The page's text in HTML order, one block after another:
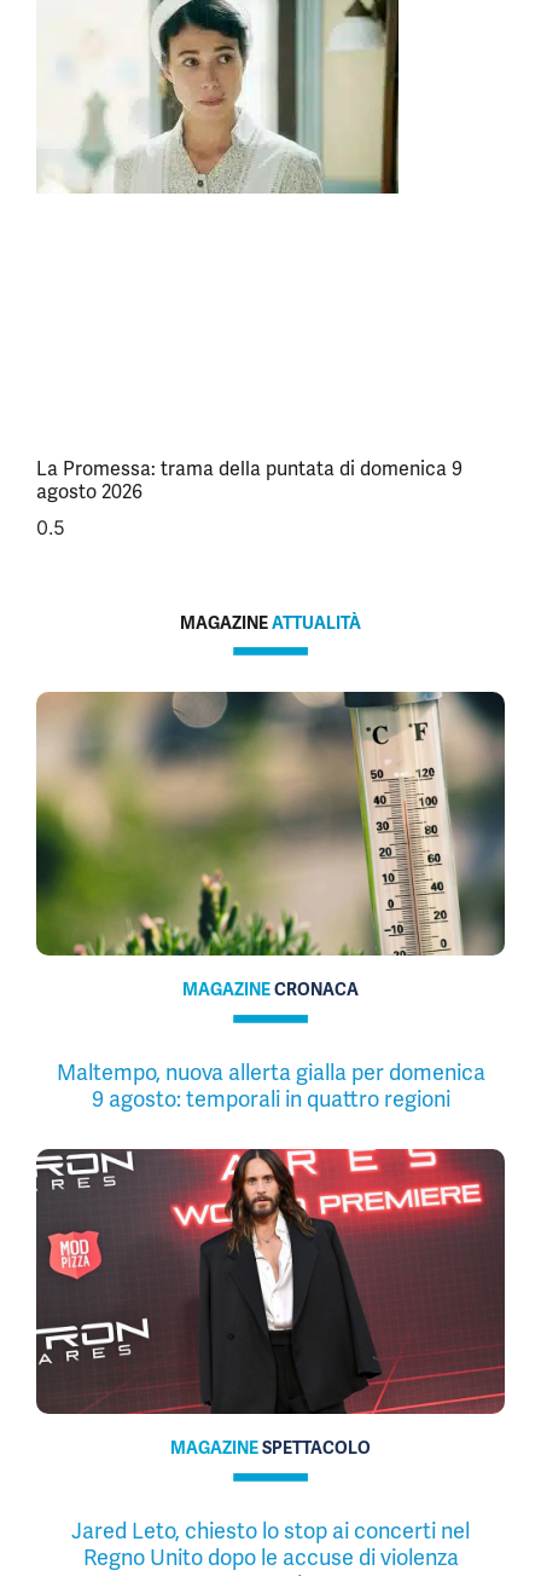
La Promessa: trama della puntata di domenica 9
agosto 2026
MAGAZINEATTUALITÀ
MAGAZINECRONACA
Maltempo, nuova allerta gialla per domenica
9 agosto: temporali in quattro regioni
MAGAZINESPETTACOLO
Jared Leto, chiesto lo stop ai concerti nel
Regno Unito dopo le accuse di violenza